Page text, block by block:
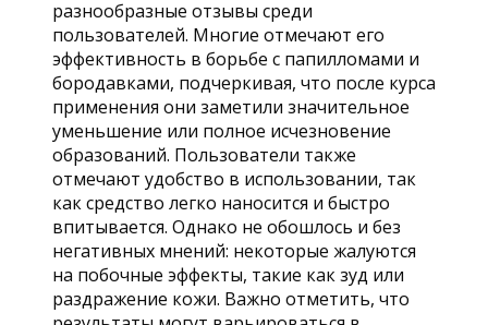
разнообразные отзывы среди
пользователей. Многие отмечают его
эффективность в борьбе с папилломами и
бородавками, подчеркивая, что после курса
применения они заметили значительное
уменьшение или полное исчезновение
образований. Пользователи также
отмечают удобство в использовании, так
как средство легко наносится и быстро
впитывается. Однако не обошлось и без
негативных мнений: некоторые жалуются
на побочные эффекты, такие как зуд или
раздражение кожи. Важно отметить, что